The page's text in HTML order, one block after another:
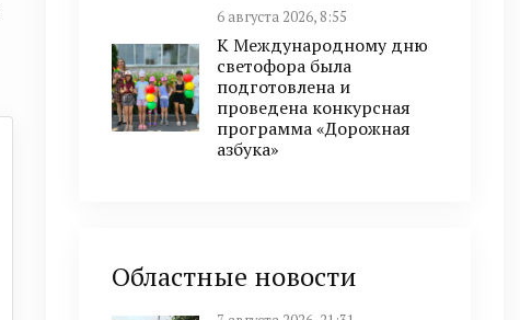
6 августа 2026, 8:55
К Международному дню
светофора была
подготовлена и
проведена конкурсная
программа «Дорожная
азбука»
Областные новости